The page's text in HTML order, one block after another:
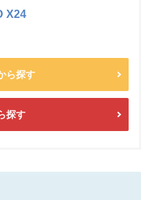
X24
ら探す
探す